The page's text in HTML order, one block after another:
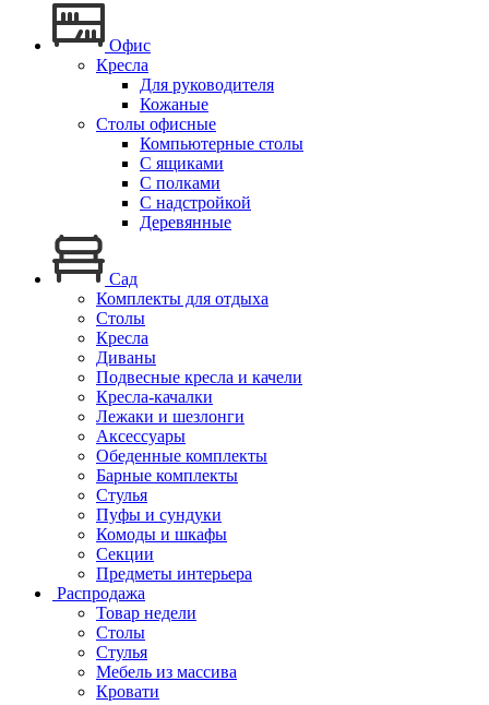
Офис
Кресла
Для руководителя
Кожаные
Столы офисные
Компьютерные столы
С ящиками
С полками
С надстройкой
Деревянные
Сад
Комплекты для отдыха
Столы
Кресла
Диваны
Подвесные кресла и качели
Кресла-качалки
Лежаки и шезлонги
Аксессуары
Обеденные комплекты
Барные комплекты
Стулья
Пуфы и сундуки
Комоды и шкафы
Секции
Предметы интерьера
Распродажа
Товар недели
Столы
Стулья
Мебель из массива
Кровати